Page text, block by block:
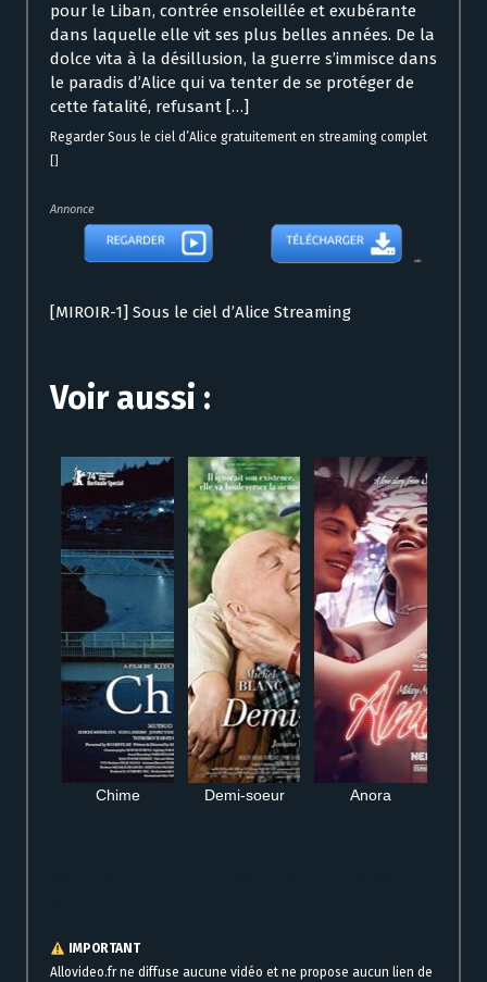
pour le Liban, contrée ensoleillée et exubérante
dans laquelle elle vit ses plus belles années. De la
dolce vita à la désillusion, la guerre s’immisce dans
le paradis d’Alice qui va tenter de se protéger de
cette fatalité, refusant […]
Regarder Sous le ciel d’Alice gratuitement en streaming complet
Annonce
[MIROIR-1] Sous le ciel d’Alice Streaming
Voir aussi :
Chime Demi-soeur Anora
IMPORTANT
Allovideo.fr ne diffuse aucune vidéo et ne propose aucun lien de